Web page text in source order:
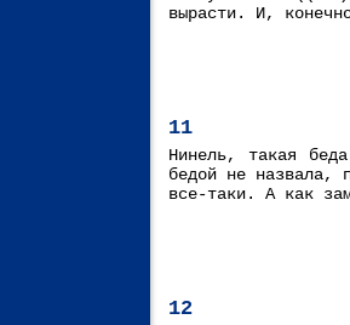
вырасти. И,
11
Нинель, такая
бедой не назвала,
все-таки. А как
12